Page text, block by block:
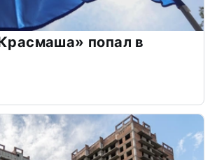
попал в